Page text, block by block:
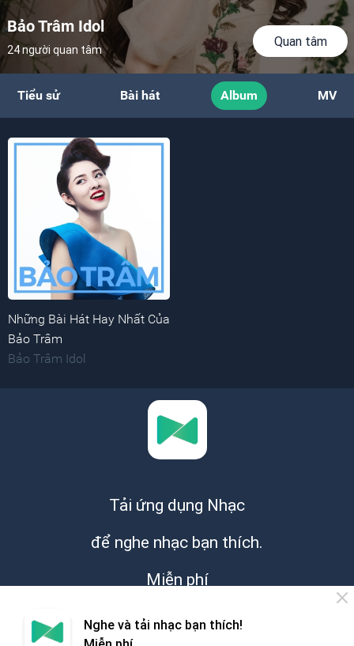
Bảo Trâm Idol
24 người quan tâm
Quan tâm
Tiểu sử Bài hát Album MV
Những Bài Hát Hay Nhất Của
Bảo Trâm
Bảo Trâm Idol
Tải ứng dụng Nhạc
để nghe nhạc bạn thích.
Miễn phí
Nghe và tải nhạc bạn thích!